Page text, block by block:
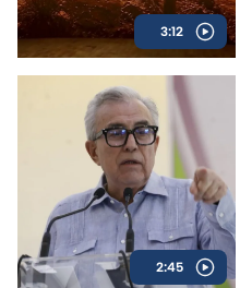
3:12
2:45